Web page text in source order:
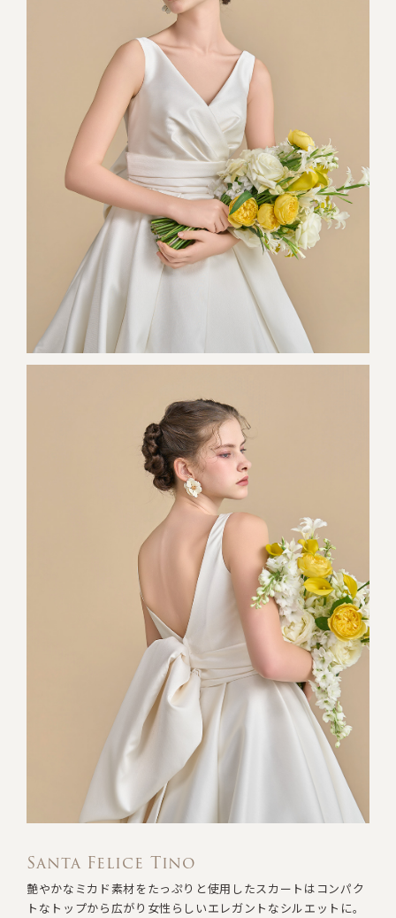
Santa Felice Tino
艶やかなミカド素材をたっぷりと使用したスカートは コンパク
トなトップから広がり 女性らしいエレガントなシルエットに。